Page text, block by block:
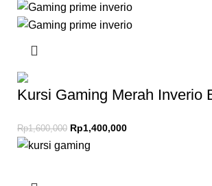
Kursi Gaming Merah Inverio
Rp1,600,000 Rp1,400,000